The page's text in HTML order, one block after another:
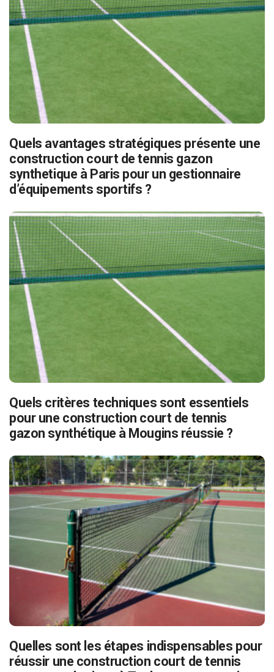
Quels avantages stratégiques présente une
construction court de tennis gazon
synthetique à Paris pour un gestionnaire
d’équipements sportifs ?
Quels critères techniques sont essentiels
pour une construction court de tennis
gazon synthétique à Mougins réussie ?
Quelles sont les étapes indispensables pour
réussir une construction court de tennis